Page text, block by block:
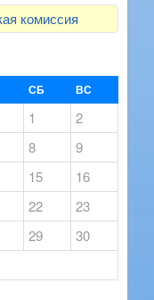
комиссия
СБ ВС
1
2
8
9
15
16
22
23
29
30